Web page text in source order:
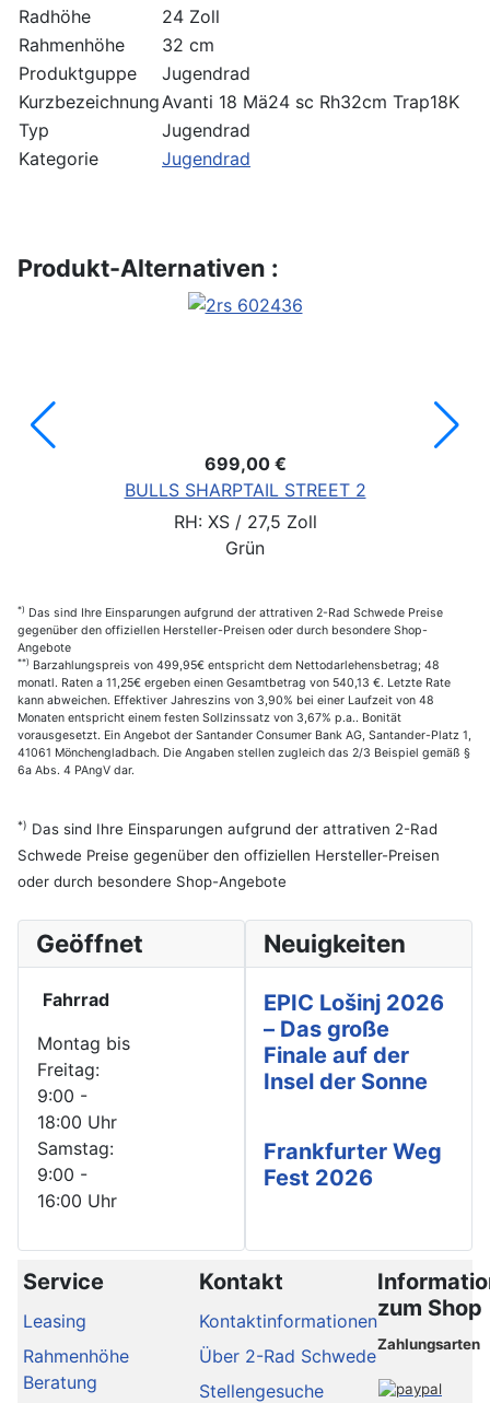
Radhöhe
24 Zoll
Rahmenhöhe
32 cm
Produktguppe
Jugendrad
Kurzbezeichnung Avanti 18 Mä24 sc Rh32cm Trap18K
Typ
Jugendrad
Kategorie
Jugendrad
Produkt-Alternativen :
699,00 €
BULLS SHARPTAIL STREET 2
RH: XS / 27,5 Zoll
Grün
*) Das sind Ihre Einsparungen aufgrund der attrativen 2-Rad Schwede Preise
gegenüber den offiziellen Hersteller-Preisen oder durch besondere Shop-
Angebote
**) Barzahlungspreis von 499,95€ entspricht dem Nettodarlehensbetrag; 48
monatl. Raten a 11,25€ ergeben einen Gesamtbetrag von 540,13 €. Letzte Rate
kann abweichen. Effektiver Jahreszins von 3,90% bei einer Laufzeit von 48
Monaten entspricht einem festen Sollzinssatz von 3,67% p.a.. Bonität
vorausgesetzt. Ein Angebot der Santander Consumer Bank AG, Santander-Platz 1,
41061 Mönchengladbach. Die Angaben stellen zugleich das 2/3 Beispiel gemäß §
6a Abs. 4 PAngV dar.
*) Das sind Ihre Einsparungen aufgrund der attrativen 2-Rad
Schwede Preise gegenüber den offiziellen Hersteller-Preisen
oder durch besondere Shop-Angebote
Geöffnet
Fahrrad
Montag bis
Freitag:
9:00 -
18:00 Uhr
Samstag:
9:00 -
16:00 Uhr
Neuigkeiten
EPIC Lošinj 2026
– Das große
Finale auf der
Insel der Sonne
Frankfurter Weg
Fest 2026
Service
Leasing
Rahmenhöhe
Beratung
Kontakt
Kontaktinformationen
Über 2-Rad Schwede
Stellengesuche
zum Shop
Zahlungsarten